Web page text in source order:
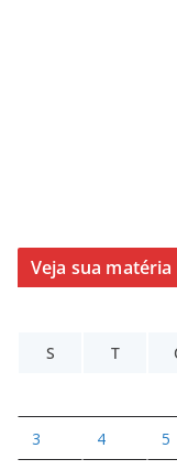
Veja sua matéria
S
T
3 4 5